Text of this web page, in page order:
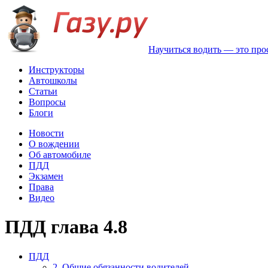
Научиться водить — это
Инструкторы
Автошколы
Статьи
Вопросы
Блоги
Новости
О вождении
Об автомобиле
ПДД
Экзамен
Права
Видео
ПДД глава 4.8
ПДД